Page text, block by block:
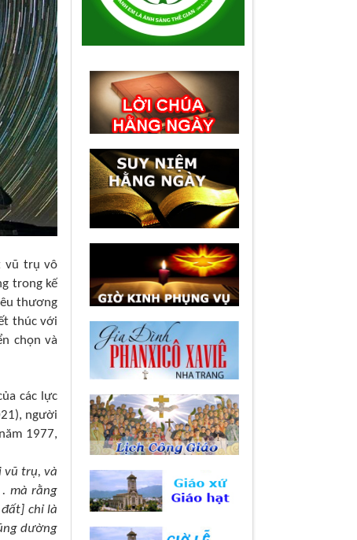
vũ trụ vô
trong kế
thương
thúc với
chọn và
các lực
người
1977,
vũ trụ, và
mà rằng
chỉ là
dường